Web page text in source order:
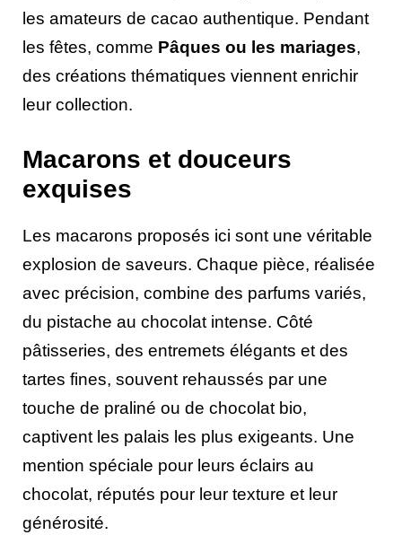
les amateurs de cacao authentique. Pendant
les fêtes, comme Pâques ou les mariages,
des créations thématiques viennent enrichir
leur collection.
Macarons et douceurs
exquises
Les macarons proposés ici sont une véritable
explosion de saveurs. Chaque pièce, réalisée
avec précision, combine des parfums variés,
du pistache au chocolat intense. Côté
pâtisseries, des entremets élégants et des
tartes fines, souvent rehaussés par une
touche de praliné ou de chocolat bio,
captivent les palais les plus exigeants. Une
mention spéciale pour leurs éclairs au
chocolat, réputés pour leur texture et leur
générosité.